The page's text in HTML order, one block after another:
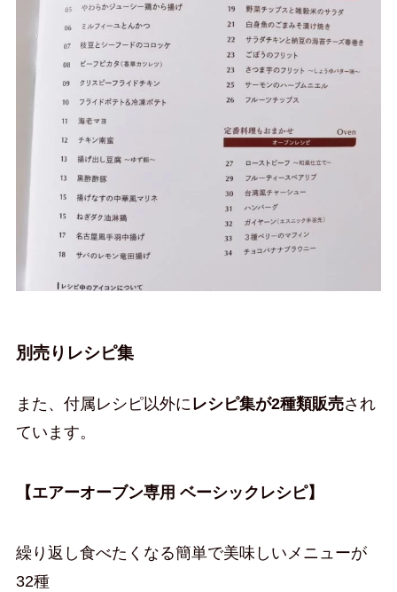
別売りレシピ集
また、付属レシピ以外に レシピ集が2種類販売され
ています。
【エアーオーブン専用 ベーシックレシピ】
繰り返し食べたくなる簡単で美味しいメニューが
32種